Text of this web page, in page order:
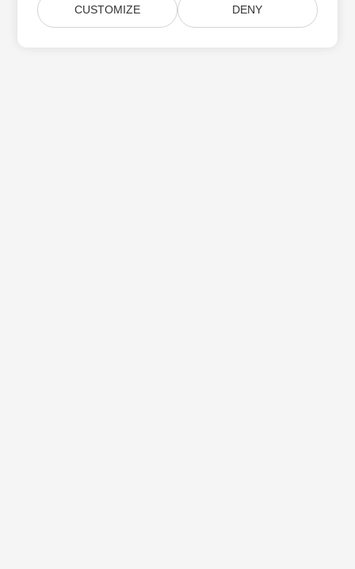
CUSTOMIZE DENY